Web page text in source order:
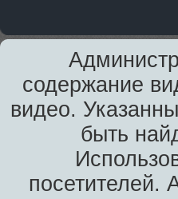
содержание
видео.
быть
посетителей.